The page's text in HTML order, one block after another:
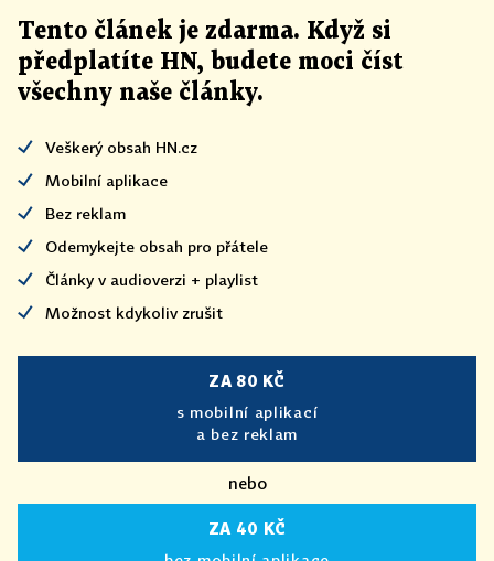
Tento článek je zdarma. Když si
předplatíte HN, budete moci číst
všechny naše články.
Veškerý obsah HN.cz
Mobilní aplikace
Bez reklam
Odemykejte obsah pro přátele
Články v audioverzi + playlist
Možnost kdykoliv zrušit
ZA 80 KČ
s mobilní aplikací
a bez reklam
nebo
ZA 40 KČ